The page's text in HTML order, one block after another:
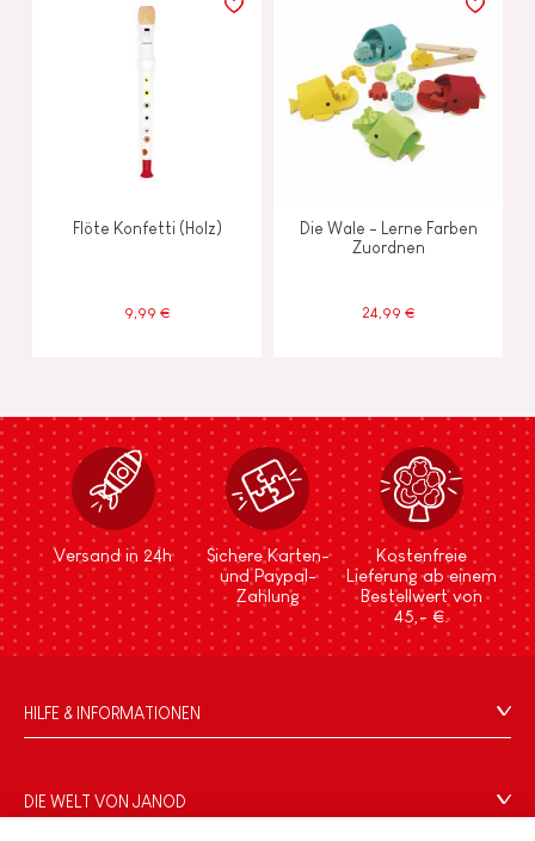
Flöte Konfetti (Holz)
9,99 €
Die Wale - Lerne Farben
Zuordnen
24,99 €
Versand in 24h
Sichere Karten-
und Paypal-
Zahlung
Kostenfreie
Lieferung ab einem
Bestellwert von
45,- €.
HILFE & INFORMATIONEN
FAQ
DIE WELT VON JANOD